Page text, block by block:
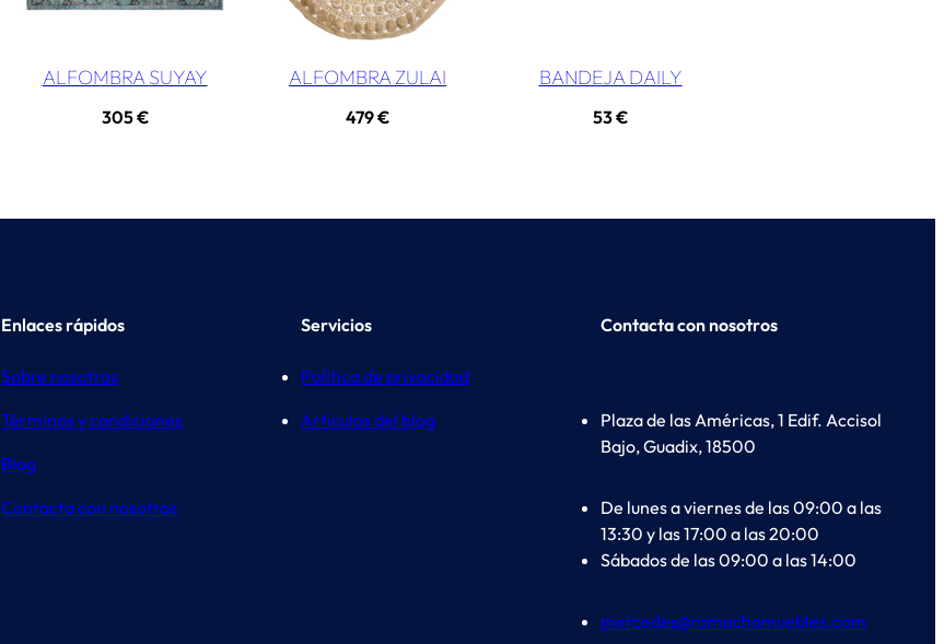
ALFOMBRA SUYAY
305€
ALFOMBRA ZULAI
479€
BANDEJA DAILY
53€
Enlaces rápidos
Sobre nosotros
Términos y condiciones
Blog
Contacta con nosotros
Servicios
Política de privacidad
Artículos del blog
Contacta con nosotros
Plaza de las Américas, 1 Edif. Accisol
Bajo, Guadix, 18500
De lunes a viernes de las 09:00 a las
13:30 y las 17:00 a las 20:00
Sábados de las 09:00 a las 14:00
mercedes@romachomuebles.com